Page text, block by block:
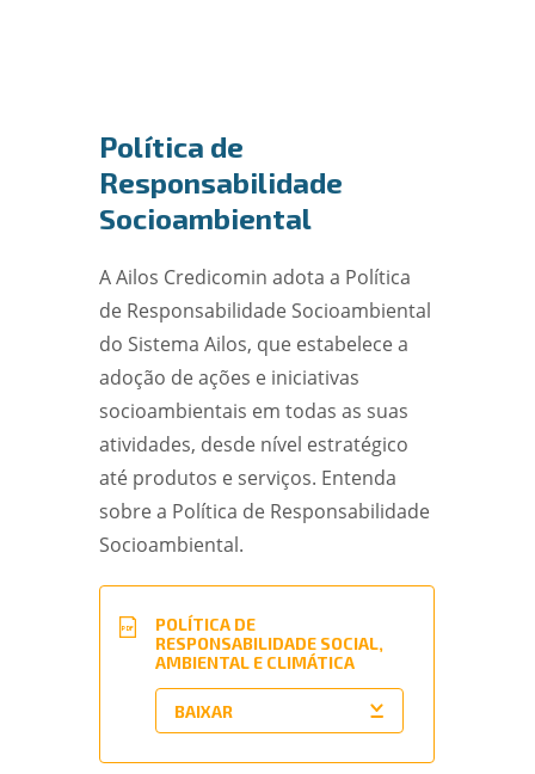
Política de
Responsabilidade
Socioambiental
A Ailos Credicomin adota a Política
de Responsabilidade Socioambiental
do Sistema Ailos, que estabelece a
adoção de ações e iniciativas
socioambientais em todas as suas
atividades, desde nível estratégico
até produtos e serviços. Entenda
sobre a Política de Responsabilidade
Socioambiental.
POLÍTICA DE
RESPONSABILIDADE SOCIAL,
AMBIENTAL E CLIMÁTICA
PDF